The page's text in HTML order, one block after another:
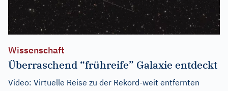
Wissenschaft
Überraschend “frühreife” Galaxie entdeckt
Video: Virtuelle Reise zu der Rekord-weit entfernten